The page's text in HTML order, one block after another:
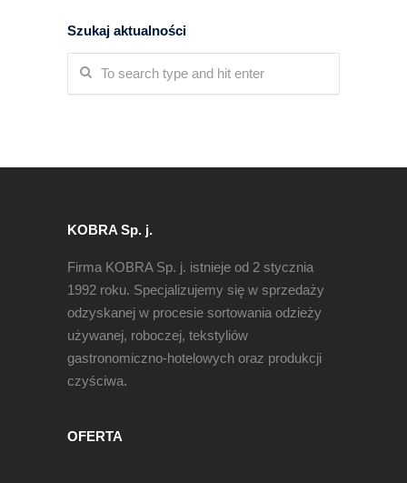
Szukaj aktualności
KOBRA Sp. j.
Firma KOBRA Sp. j. istnieje od 2 stycznia
1992 roku. Specjalizujemy się w sprzedaży
odzyskanej w procesie sortowania odzieży
używanej, roboczej, tekstyliów
gastronomiczno-hotelowych oraz produkcji
czyściwa.
OFERTA